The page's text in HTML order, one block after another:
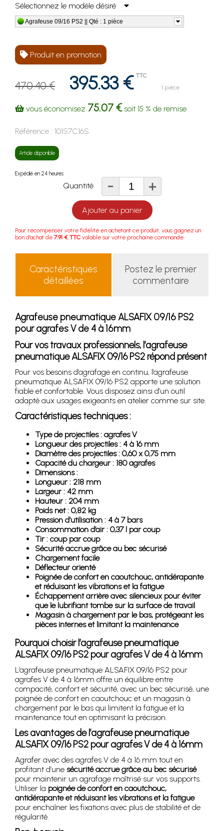
Sélectionnez le modèle désiré
Agrafeuse 09/16 PS2 || Qté : 1 pièce
Produit en promotion
470.40 € 395.33 € TTC
1 pièce
vous économisez 75.07 €soit 15 % de remise
Référence : 101S7C16S
Article disponible
Expédié en 24 heures
Quantité - +
Ajouter au panier
Pour récompenser votre fidélité en achetant ce produit, vous gagnez un
bon d'achat de 7.91 € TTC valable sur votre prochaine commande.
Caractéristiques
détaillées
Postez le premier
commentaire
Agrafeuse pneumatique ALSAFIX 09/16 PS2
pour agrafes V de 4 à 16mm
Pour vos travaux professionnels, l’agrafeuse
pneumatique ALSAFIX 09/16 PS2 répond présent
Pour vos besoins d’agrafage en continu, l’agrafeuse
pneumatique ALSAFIX 09/16 PS2 apporte une solution
fiable et confortable. Vous disposez ainsi d’un outil
adapté aux usages exigeants en atelier comme sur site.
Caractéristiques techniques :
Type de projectiles : agrafes V
Longueur des projectiles : 4 à 16 mm
Diamètre des projectiles : 0,60 x 0,75 mm
Capacité du chargeur : 180 agrafes
Dimensions :
Longueur : 218 mm
Largeur : 42 mm
Hauteur : 204 mm
Poids net : 0,82 kg
Pression d’utilisation : 4 à 7 bars
Consommation d’air : 0,37 l par coup
Tir : coup par coup
Sécurité accrue grâce au bec sécurisé
Chargement facile
Déflecteur orienté
Poignée de confort en caoutchouc, antidérapante
et réduisant les vibrations et la fatigue
Échappement arrière avec silencieux pour éviter
que le lubrifiant tombe sur la surface de travail
Magasin à chargement par le bas, protégeant les
pièces internes et limitant la maintenance
Pourquoi choisir l’agrafeuse pneumatique
ALSAFIX 09/16 PS2 pour agrafes V de 4 à 16mm
L’agrafeuse pneumatique ALSAFIX 09/16 PS2 pour
agrafes V de 4 à 16mm offre un équilibre entre
compacité, confort et sécurité, avec un bec sécurisé, une
poignée de confort en caoutchouc et un magasin à
chargement par le bas qui limitent la fatigue et la
maintenance tout en optimisant la précision.
Les avantages de l’agrafeuse pneumatique
ALSAFIX 09/16 PS2 pour agrafes V de 4 à 16mm
Agrafer avec des agrafes V de 4 à 16 mm tout en
profitant d’une sécurité accrue grâce au bec sécurisé
pour maintenir un agrafage maîtrisé sur vos supports.
Utiliser la poignée de confort en caoutchouc,
antidérapante et réduisant les vibrations et la fatigue
pour enchaîner les fixations avec plus de stabilité et de
régularité.